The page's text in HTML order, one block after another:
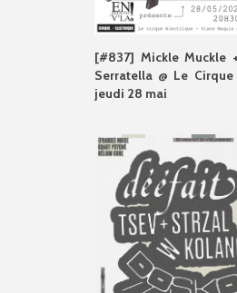
[#837] Mickle Muckle
Serratella @ Le
jeudi 28 mai